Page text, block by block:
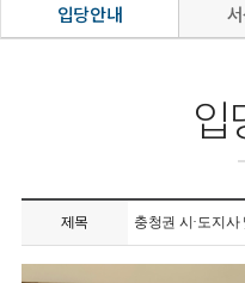
입당안내
입
제목 충청권 시·도지사